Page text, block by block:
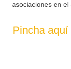
asociaciones en el
Pincha